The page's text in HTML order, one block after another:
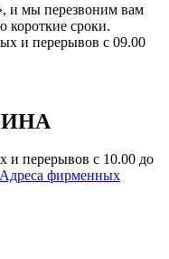
и мы перезвоним вам
короткие сроки.
и перерывов с 09.00
перерывов с 10.00 до
Адреса фирменных